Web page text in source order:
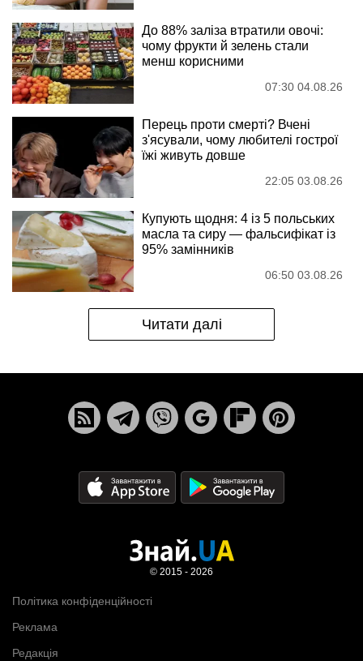
До 88% заліза втратили овочі:
чому фрукти й зелень стали
менш корисними
07:30 04.08.26
Перець проти смерті? Вчені
з'ясували, чому любителі гострої
їжі живуть довше
22:05 03.08.26
Купують щодня: 4 із 5 польських
масла та сиру — фальсифікат із
95% замінників
06:50 03.08.26
Читати далі
Політика конфіденційності
Реклама
Редакція
© 2015 - 2026